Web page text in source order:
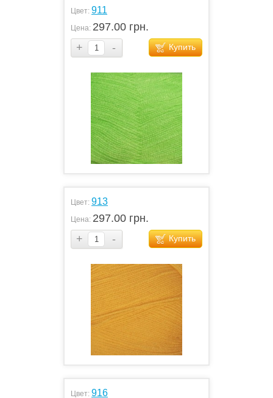
Цвет: 911
Цена: 297.00 грн.
+
- Купить
Цвет: 913
Цена: 297.00 грн.
+
- Купить
Цвет: 916